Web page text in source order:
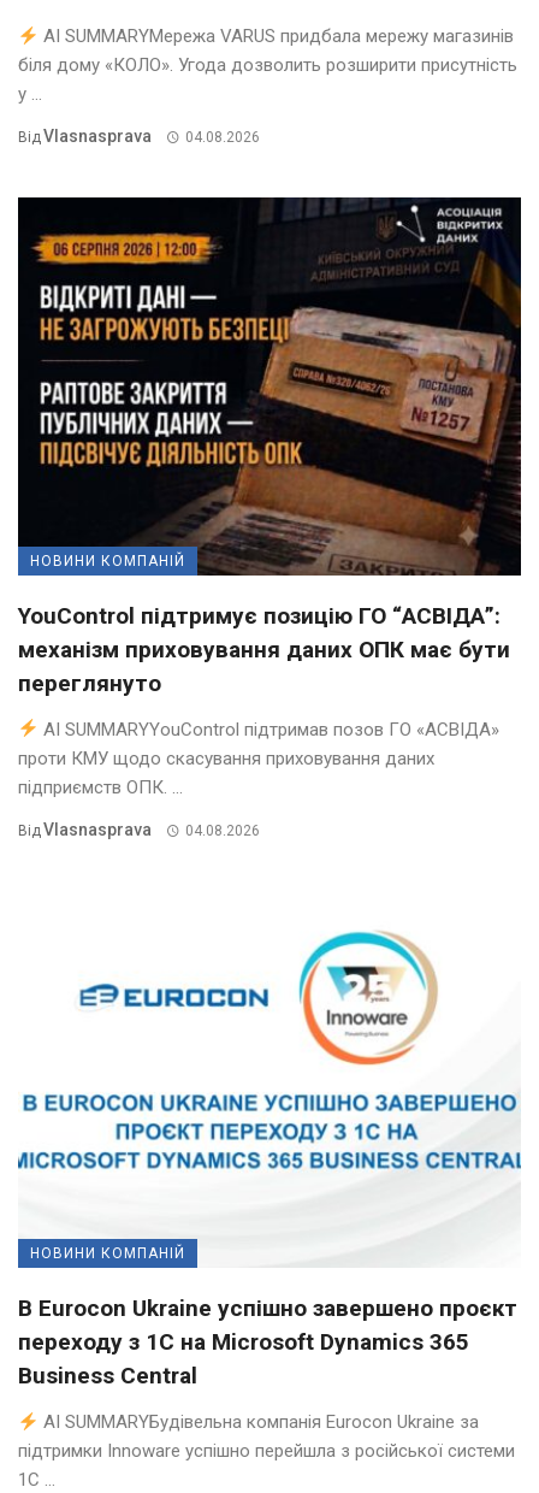
AI SUMMARYМережа VARUS придбала мережу магазинів
біля дому «КОЛО». Угода дозволить розширити присутність
у ...
ВідVlasnasprava 04.08.2026
НОВИНИ КОМПАНІЙ
YouControl підтримує позицію ГО “АСВІДА”:
механізм приховування даних ОПК має бути
переглянуто
AI SUMMARYYouControl підтримав позов ГО «АСВІДА»
проти КМУ щодо скасування приховування даних
підприємств ОПК. ...
ВідVlasnasprava 04.08.2026
НОВИНИ КОМПАНІЙ
В Eurocon Ukraine успішно завершено проєкт
переходу з 1С на Microsoft Dynamics 365
Business Central
AI SUMMARYБудівельна компанія Eurocon Ukraine за
підтримки Innoware успішно перейшла з російської системи
1С ...